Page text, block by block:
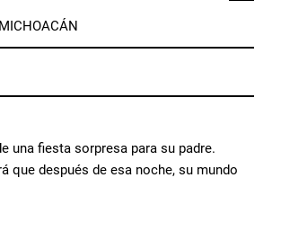
una fiesta sorpresa para su padre.
que después de esa noche, su mundo